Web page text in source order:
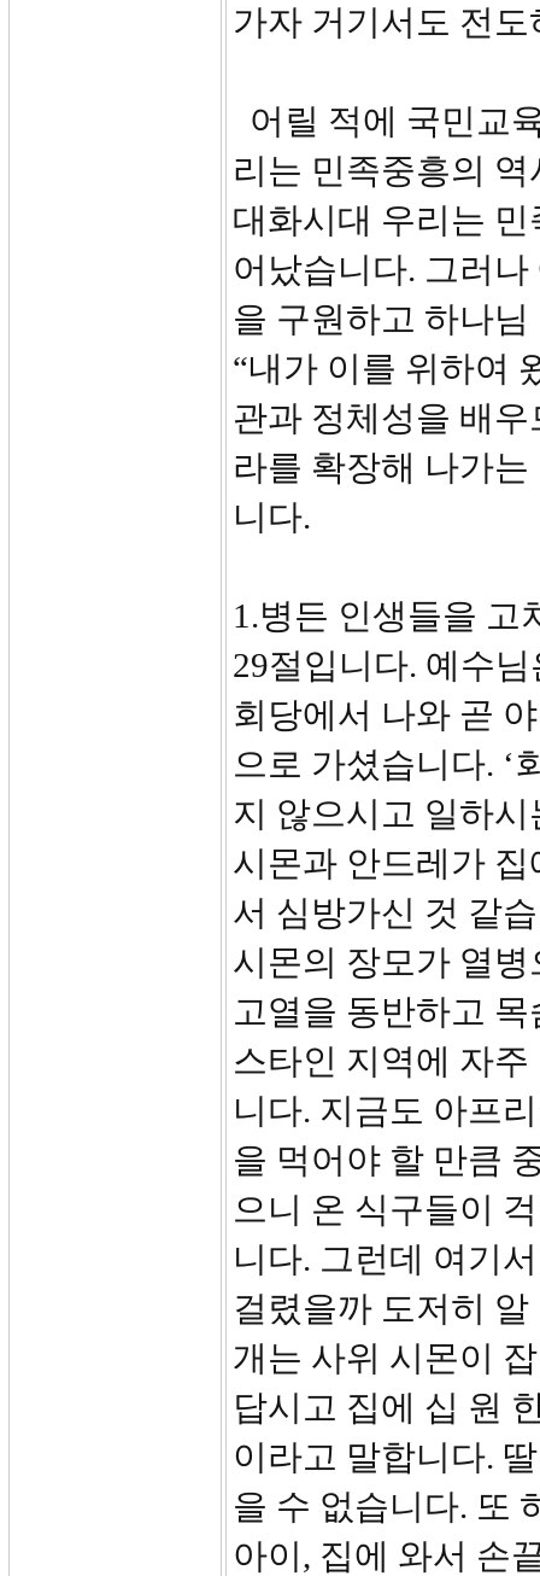
가자 거기서도 전
어릴 적에 국민교
리는 민족중흥의
대화시대 우리는
어났습니다. 그러
을 구원하고 하나
“내가 이를 위하여
관과 정체성을 배
라를 확장해 나가
니다.
1.병든 인생들을 고
29절입니다. 예수
회당에서 나와 곧
으로 가셨습니다. ‘
지 않으시고 일하
시몬과 안드레가
서 심방가신 것 같
시몬의 장모가 열
고열을 동반하고
스타인 지역에 자
니다. 지금도 아프
을 먹어야 할 만큼
으니 온 식구들이
니다. 그런데 여기
걸렸을까 도저히
개는 사위 시몬이
답시고 집에 십 원
이라고 말합니다.
을 수 없습니다. 또
아이, 집에 와서 손